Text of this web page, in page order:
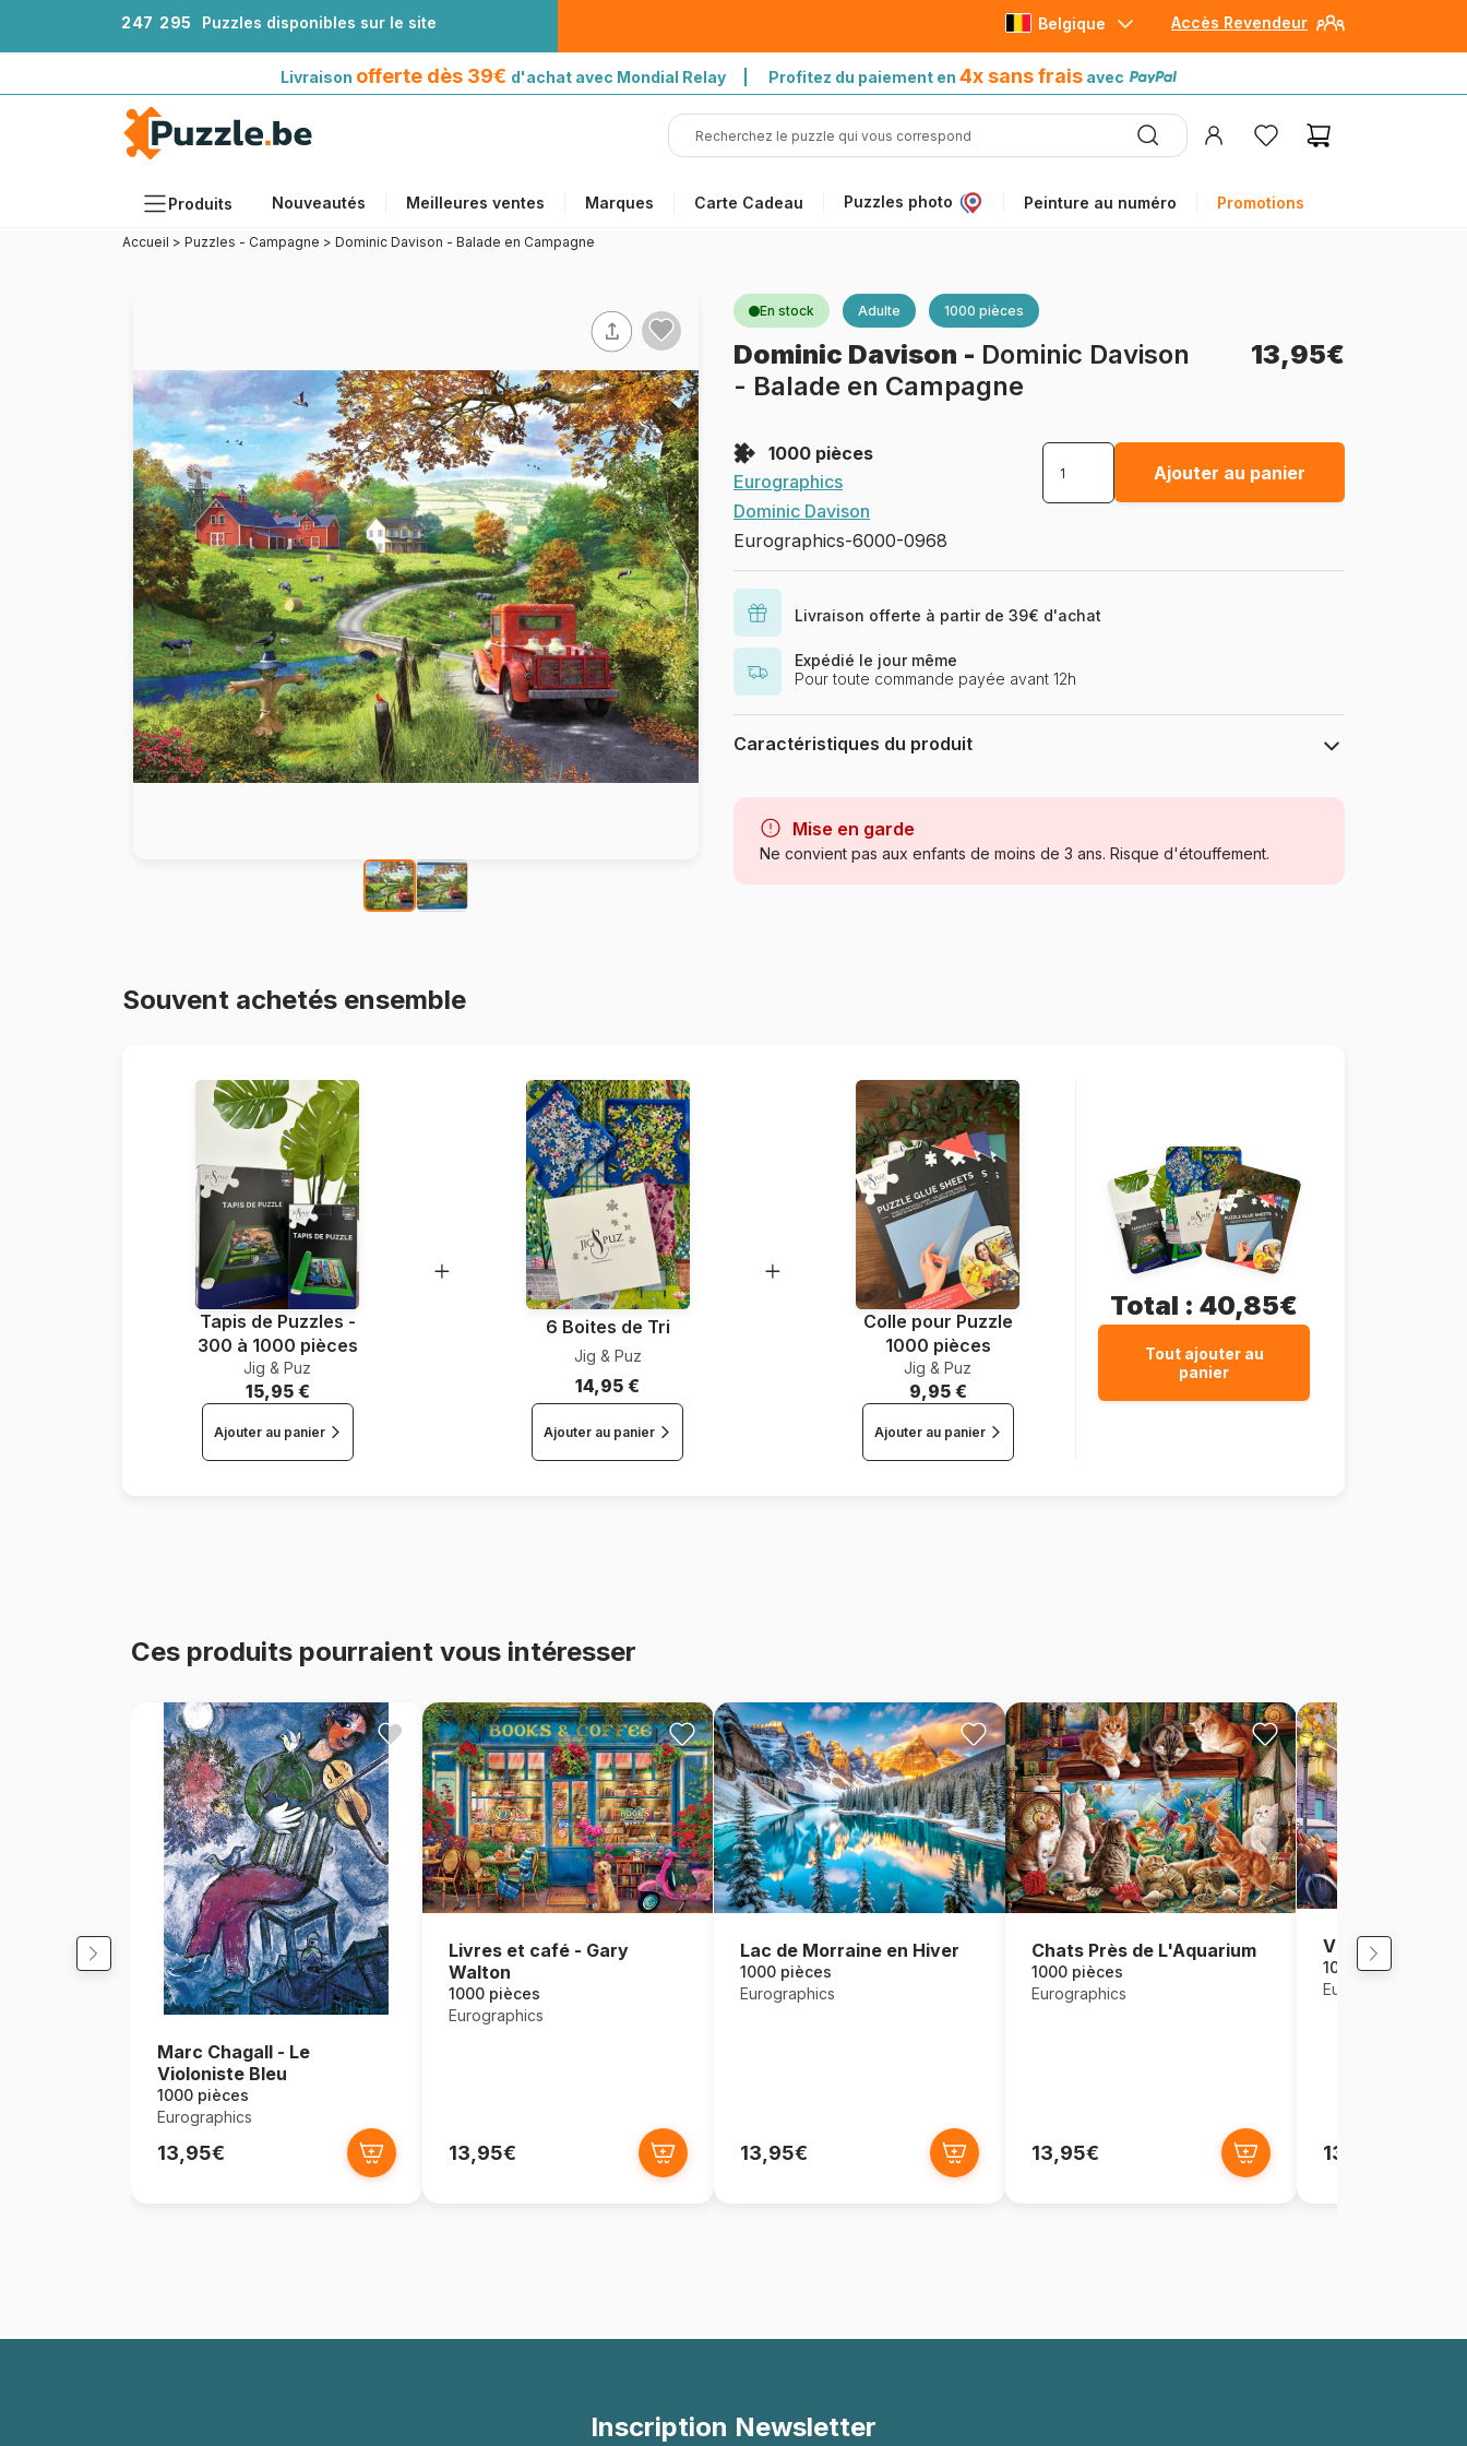
247 295 Puzzles disponibles sur le site Accès Revendeur
Belgique
Livraison offerte dès 39€ d'achat avec Mondial Relay | Profitez du paiement en 4x sans frais avec
Produits Nouveautés Meilleures ventes Marques Carte Cadeau Puzzles photo Peinture au numéro Promotions
Âges
Artistes
Accessoires
Puzzles en bois
Peinture au numéro
Accueil > Puzzles - Campagne > Dominic Davison - Balade en Campagne
En stock Adulte 1000 pièces
Dominic Davison - Dominic Davison
- Balade en Campagne
13,95€
1000 pièces
Eurographics
Dominic Davison
Eurographics-6000-0968
Ajouter au panier
Livraison offerte à partir de 39€ d'achat
Expédié le jour même
Pour toute commande payée avant 12h
Caractéristiques du produit
Catégorie
Age
Puzzle pour Adultes (500 à 48.000
Mise en garde
Ne convient pas aux enfants de moins de 3 ans. Risque d'étouffement.
Souvent achetés ensemble
Tapis de Puzzles -
300 à 1000 pièces
Jig & Puz
15,95 €
Ajouter au panier
6 Boites de Tri
Jig & Puz
14,95 €
Ajouter au panier
Colle pour Puzzle
1000 pièces
Jig & Puz
9,95 €
Ajouter au panier
Total : 40,85€
Tout ajouter au
panier
Ces produits pourraient vous intéresser
Marc Chagall - Le
Violoniste Bleu
1000 pièces
Eurographics
13,95€
Livres et café - Gary
Walton
1000 pièces
Eurographics
13,95€
Lac de Morraine en Hiver
1000 pièces
Eurographics
13,95€
Chats Près de L'Aquarium
1000 pièces
Eurographics
13,95€
Vue de Paris,
1000 pièces
Eurographics
13,95€
Inscription Newsletter